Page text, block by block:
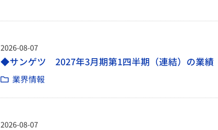
2026-08-07
◆サンゲツ 2027年3月期第1四半期（連結）の業績
業界情報
2026-08-07